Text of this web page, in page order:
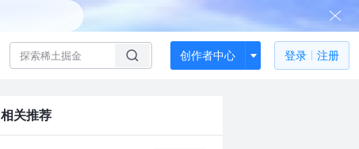
创作者中心 登录 注册
相关推荐